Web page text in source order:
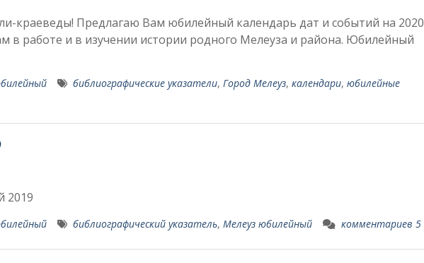
краеведы! Предлагаю Вам юбилейный календарь дат и событий на 2020
в работе и в изучении истории родного Мелеуза и района. Юбилейный
библиографические указатели, Город Мелеуз, календари, юбилейные
2019
библиографический указатель, Мелеуз юбилейный комментариев 5